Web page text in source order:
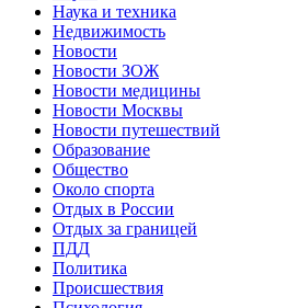
Наука и техника
Недвижимость
Новости
Новости ЗОЖ
Новости медицины
Новости Москвы
Новости путешествий
Образование
Общество
Около спорта
Отдых в России
Отдых за границей
ПДД
Политика
Происшествия